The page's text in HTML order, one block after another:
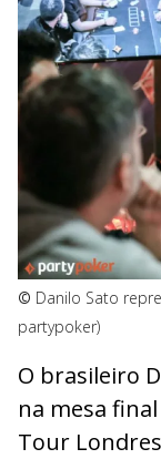
© Danilo Sato
partypoker)
O brasileiro
na mesa
Tour